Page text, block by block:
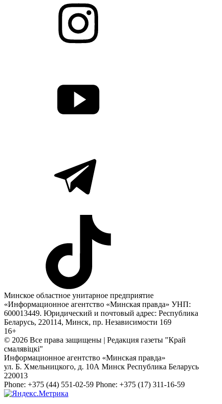
Минское областное унитарное предприятие
«Информационное агентство «Минская правда» УНП:
600013449. Юридический и почтовый адрес: Республика
Беларусь, 220114, Минск, пр. Независимости 169
16+
© 2026 Все права защищены | Редакция газеты "Край
смалявiцкi"
Информационное агентство «Минская правда»
ул. Б. Хмельницкого, д. 10А Минск Республика Беларусь
220013
Phone: +375 (44) 551-02-59 Phone: +375 (17) 311-16-59